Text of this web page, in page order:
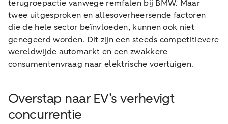
terugroepactie vanwege remfalen bij BMW. Maar
twee uitgesproken en allesoverheersende factoren
die de hele sector beïnvloeden, kunnen ook niet
genegeerd worden. Dit zijn een steeds competitievere
wereldwijde automarkt en een zwakkere
consumentenvraag naar elektrische voertuigen.
Overstap naar EV’s verhevigt
concurrentie